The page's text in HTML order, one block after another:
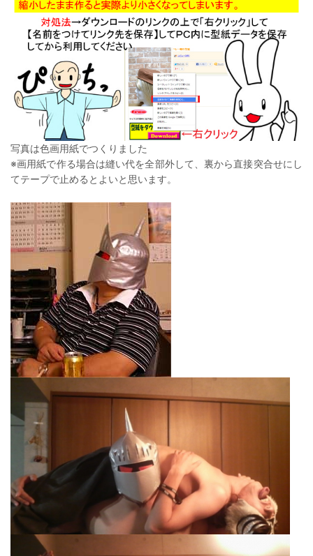
写真は色画用紙でつくりました
※画用紙で作る場合は縫い代を全部外して、裏から直接突合せにし
てテープで止めるとよいと思います。